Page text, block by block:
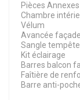
Pièces
Chambre
Vélum
Avancée
Sangle
Kit éclairage
Barres balcon
Faîtière de
Barre anti-